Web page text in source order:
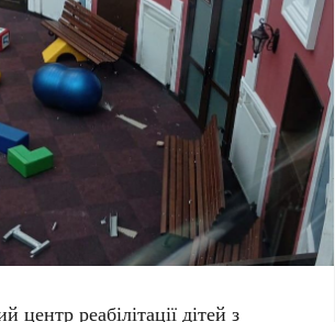
центр реабілітації дітей з